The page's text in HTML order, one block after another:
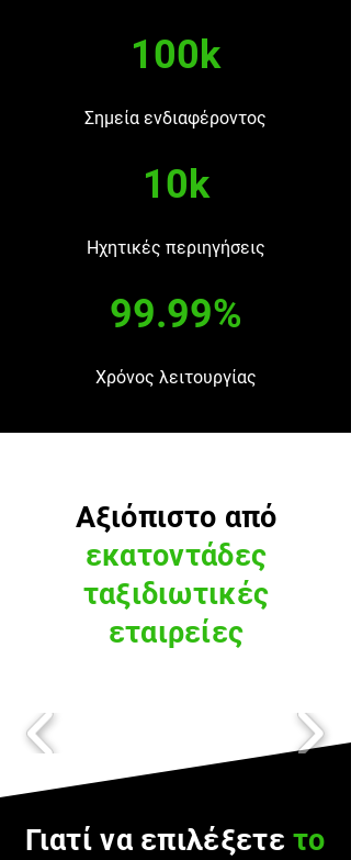
100k
Σημεία ενδιαφέροντος
10k
Ηχητικές περιηγήσεις
99.99%
Χρόνος λειτουργίας
Αξιόπιστο από
εκατοντάδες
ταξιδιωτικές
εταιρείες
Γιατί να επιλέξετε το